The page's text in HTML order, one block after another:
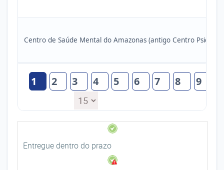
Centro de Saúde Mental do Amazonas (antigo Centro
1 2 3 4 5 6 7 8 9
Entregue dentro do prazo